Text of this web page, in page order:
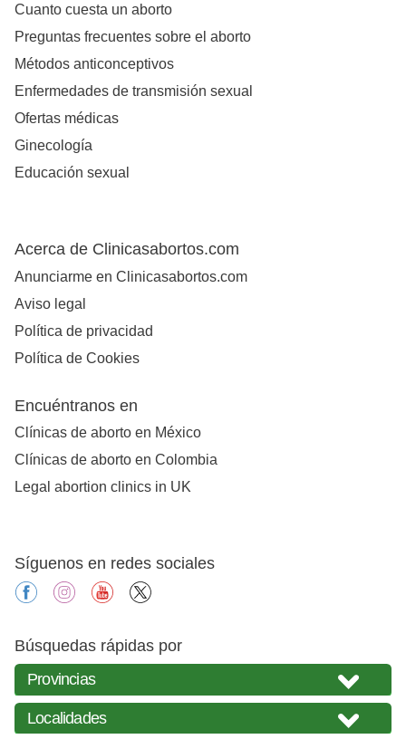
Cuanto cuesta un aborto
Preguntas frecuentes sobre el aborto
Métodos anticonceptivos
Enfermedades de transmisión sexual
Ofertas médicas
Ginecología
Educación sexual
Acerca de Clinicasabortos.com
Anunciarme en Clinicasabortos.com
Aviso legal
Política de privacidad
Política de Cookies
Encuéntranos en
Clínicas de aborto en México
Clínicas de aborto en Colombia
Legal abortion clinics in UK
Síguenos en redes sociales
facebookinstagramyoutube
Búsquedas rápidas por